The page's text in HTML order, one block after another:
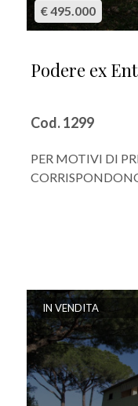
€ 495.000
Podere ex
Cod. 1299
PER MOTIVI DI
IN VENDITA